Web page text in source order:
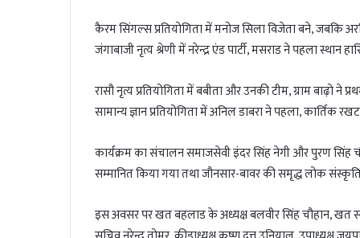
कैरम सिंगल्स प्रतियोगिता में मनोज सिला विजेता बने, जबकि
जंगाबाजी नृत्य श्रेणी में नरेन्द्र एंड पार्टी, मसराड ने पहला स्थान
रासौ नृत्य प्रतियोगिता में बबीता और उनकी टीम, ग्राम बाढ़ो ने
सामान्य ज्ञान प्रतियोगिता में अनिल डाबरा ने पहला, कार्तिक
कार्यक्रम का संचालन समाजसेवी इंदर सिंह नेगी और पुरण सिंह
सम्मानित किया गया तथा जौनसार-बावर की समृद्ध लोक
इस अवसर पर खत बहलाड के अध्यक्ष बलवीर सिंह चौहान, खत